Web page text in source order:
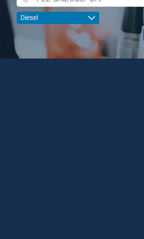
Diesel